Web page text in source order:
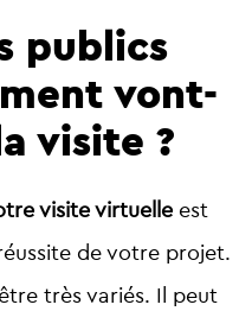
publics
vont-
visite ?
visite virtuelle est
de votre projet.
très variés. Il peut